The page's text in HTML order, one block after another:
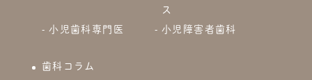
ス
小児歯科専門医
小児障害者歯科
歯科コラム